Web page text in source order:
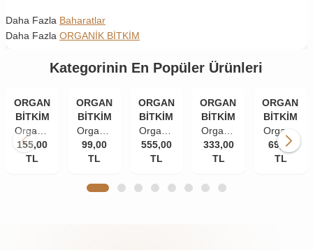
Daha Fazla Baharatlar
Daha Fazla ORGANİK BİTKİM
Kategorinin En Popüler Ürünleri
ORGANİK
BİTKİM
Organik
Bitkim
84
155,00
TL
ORGANİK
BİTKİM
Organik
Bitkim
Tane
(İri
99,00
TL
ORGANİK
BİTKİM
Organik
Bitkim
Akgünlük
(Günlük-
555,00
TL
ORGANİK
BİTKİM
Organik
Bitkim
Damla
10 gr
333,00
TL
ORGANİK
BİTKİM
Organik
Bitkim
Zerdeçal
69,00
TL